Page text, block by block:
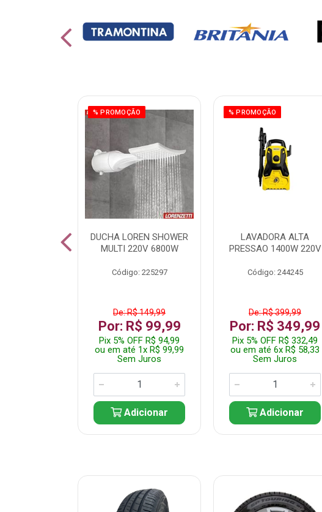
% PROMOÇÃO
DUCHA LOREN SHOWER
MULTI 220V 6800W
Código: 225297
De: R$ 149,99
Por: R$ 99,99
Pix 5% OFF R$ 94,99
ou em até 1x R$ 99,99
Sem Juros
Adicionar
% PROMOÇÃO
LAVADORA ALTA
PRESSAO 1400W 220V
Código: 244245
De: R$ 399,99
Por: R$ 349,99
Pix 5% OFF R$ 332,49
ou em até 6x R$ 58,33
Sem Juros
Adicionar